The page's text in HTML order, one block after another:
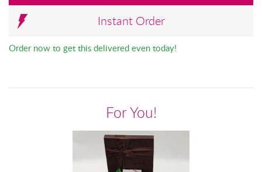
Instant Order
Order now to get this delivered even today!
For You!